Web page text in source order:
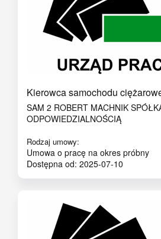
Kierowca samochodu
SAM 2 ROBERT MACHNIK
ODPOWIEDZIALNOŚCIĄ
Rodzaj umowy:
Umowa o pracę na okres próbny
Dostępna od: 2025-07-10